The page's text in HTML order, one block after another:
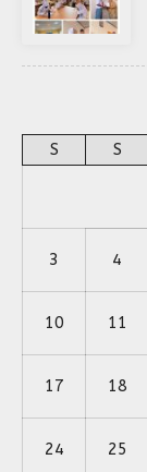
S S
3 4
10 11
17 18
24 25